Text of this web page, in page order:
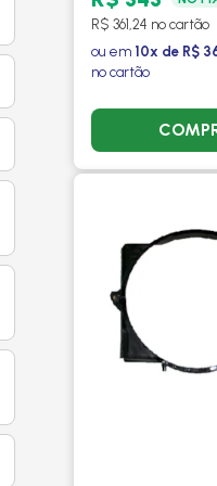
R$ 361,24 no cartão
ou em 10x de R$
no cartão